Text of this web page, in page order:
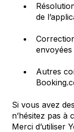
de
Autres
Si vous avez
n’hésitez pas à
Merci d’utiliser